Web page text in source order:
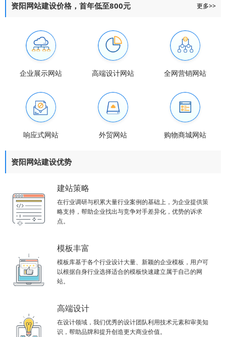
资阳网站建设价格，首年低至800元 更多>>
企业展示网站 高端设计网站 全网营销网站
响应式网站 外贸网站 购物商城网站
资阳网站建设优势
建站策略
在行业调研与积累大量行业案例的基础上，为企业提供策
略支持，帮助企业找出与竞争对手差异化，优势的诉求
点。
模板丰富
模板库基于各个行业设计大量、新颖的企业模板，用户可
以根据自身行业选择适合的模板快速建立属于自己的网
站。
高端设计
在设计领域，我们优秀的设计团队利用技术元素和审美知
识，帮助品牌和提升创造更大商业价值。